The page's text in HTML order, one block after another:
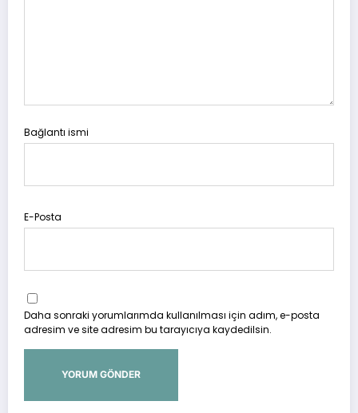
Bağlantı ismi
E-Posta
Daha sonraki yorumlarımda kullanılması için adım, e-posta
adresim ve site adresim bu tarayıcıya kaydedilsin.